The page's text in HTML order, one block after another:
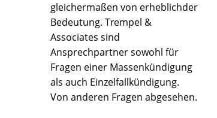
gleichermaßen von erheblichder
Bedeutung. Trempel &
Associates sind
Ansprechpartner sowohl für
Fragen einer Massenkündigung
als auch Einzelfallkündigung.
Von anderen Fragen abgesehen.